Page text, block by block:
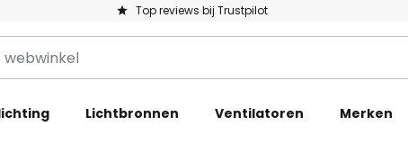
Top reviews bij Trustpilot
Lichtbronnen Ventilatoren Merken